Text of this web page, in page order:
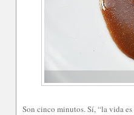
Son cinco minutos. Sí, “la vida